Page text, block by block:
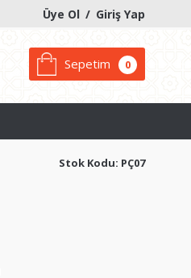
Üye Ol / Giriş Yap
Sepetim 0
Stok Kodu: PÇ07